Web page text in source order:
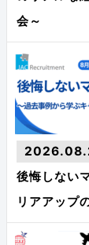
会～
後悔しない
リアアップ